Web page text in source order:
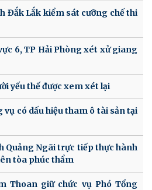
Đắk Lắk kiểm sát cưỡng chế thi
6, TP Hải Phòng xét xử giang
yếu thế được xem xét lại
có dấu hiệu tham ô tài sản tại
Quảng Ngãi trực tiếp thực hành
tòa phúc thẩm
Thoan giữ chức vụ Phó Tổng